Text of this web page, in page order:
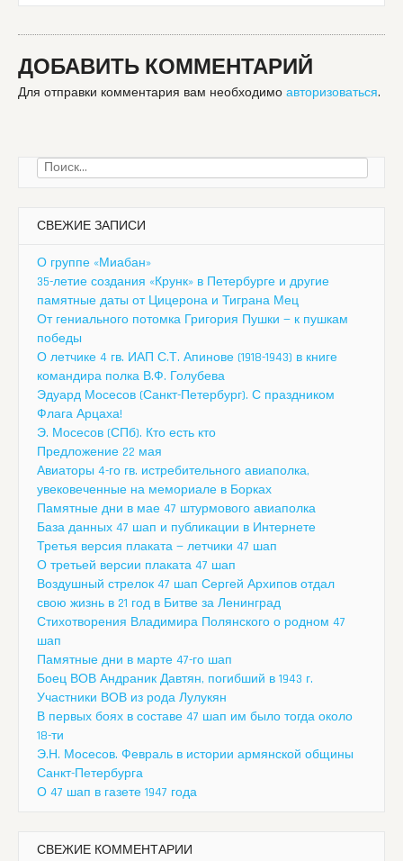
ДОБАВИТЬ КОММЕНТАРИЙ
Для отправки комментария вам необходимо авторизоваться.
Найти:
СВЕЖИЕ ЗАПИСИ
О группе «Миабан»
35-летие создания «Крунк» в Петербурге и другие
памятные даты от Цицерона и Тиграна Мец
От гениального потомка Григория Пушки — к пушкам
победы
О летчике 4 гв. ИАП С.Т. Апинове (1918-1943) в книге
командира полка В.Ф. Голубева
Эдуард Мосесов (Санкт-Петербург). С праздником
Флага Арцаха!
Э. Мосесов (СПб). Кто есть кто
Предложение 22 мая
Авиаторы 4-го гв. истребительного авиаполка,
увековеченные на мемориале в Борках
Памятные дни в мае 47 штурмового авиаполка
База данных 47 шап и публикации в Интернете
Третья версия плаката — летчики 47 шап
О третьей версии плаката 47 шап
Воздушный стрелок 47 шап Сергей Архипов отдал
свою жизнь в 21 год в Битве за Ленинград
Стихотворения Владимира Полянского о родном 47
шап
Памятные дни в марте 47-го шап
Боец ВОВ Андраник Давтян, погибший в 1943 г.
Участники ВОВ из рода Лулукян
В первых боях в составе 47 шап им было тогда около
18-ти
Э.Н. Мосесов. Февраль в истории армянской общины
Санкт-Петербурга
О 47 шап в газете 1947 года
СВЕЖИЕ КОММЕНТАРИИ